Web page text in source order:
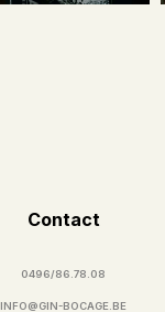
Contact
0496/86.78.08
INFO@GIN-BOCAGE.BE